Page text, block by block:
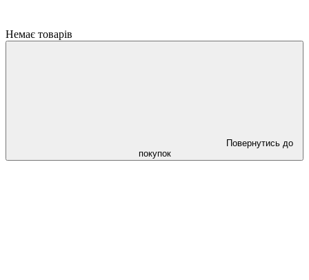
Немає товарів
Повернутись до
покупок